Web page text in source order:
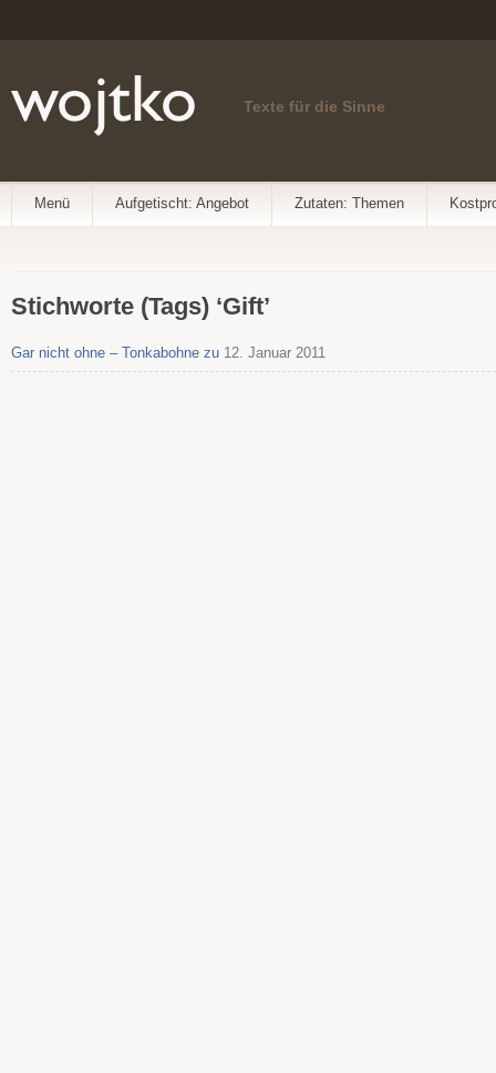
Texte für die Sinne
Menü Aufgetischt: Angebot Zutaten: Themen
Stichworte (Tags) ‘Gift’
Gar nicht ohne – Tonkabohne zu 12. Januar 2011